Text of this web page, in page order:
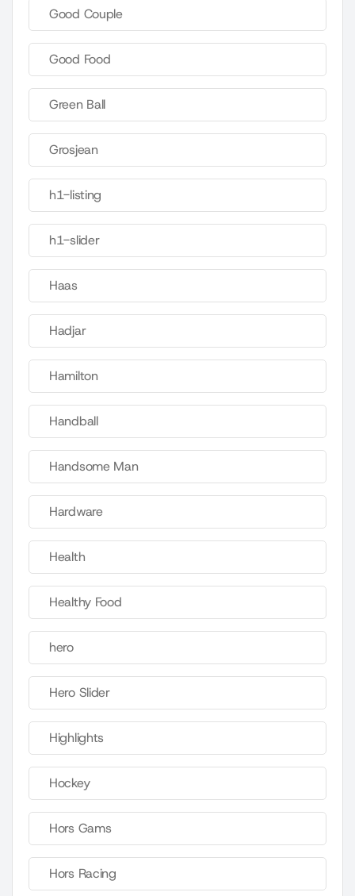
Good Couple
Good Food
Green Ball
Grosjean
h1-listing
h1-slider
Haas
Hadjar
Hamilton
Handball
Handsome Man
Hardware
Health
Healthy Food
hero
Hero Slider
Highlights
Hockey
Hors Gams
Hors Racing